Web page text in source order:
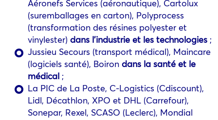
Aéronefs Services (aéronautique), Cartolux
(suremballages en carton), Polyprocess
(transformation des résines polyester et
vinylester) dans l’industrie et les technologies ;
Jussieu Secours (transport médical), Maincare
(logiciels santé), Boiron dans la santé et le
médical ;
La PIC de La Poste, C-Logistics (Cdiscount),
Lidl, Décathlon, XPO et DHL (Carrefour),
Sonepar, Rexel, SCASO (Leclerc), Mondial